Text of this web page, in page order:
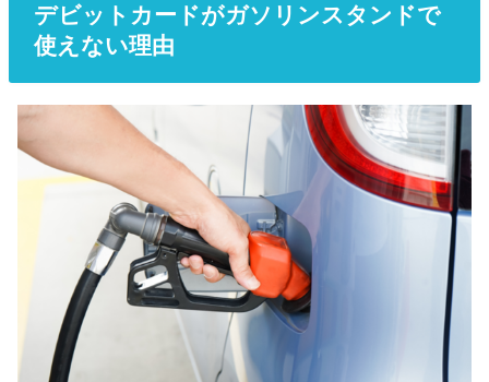
デビットカードがガソリンスタンドで
使えない理由